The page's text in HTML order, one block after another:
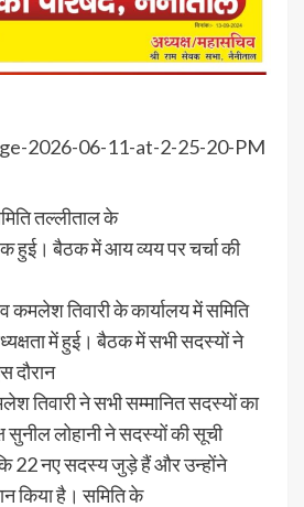
तल्लीताल के
हुई। बैठक में आय व्यय पर चर्चा की
तिवारी के कार्यालय में समिति
में हुई। बैठक में सभी सदस्यों ने
दौरान
तिवारी ने सभी सम्मानित सदस्यों का
सुनील लोहानी ने सदस्यों की सूची
22 नए सदस्य जुड़े हैं और उन्होंने
किया है। समिति के